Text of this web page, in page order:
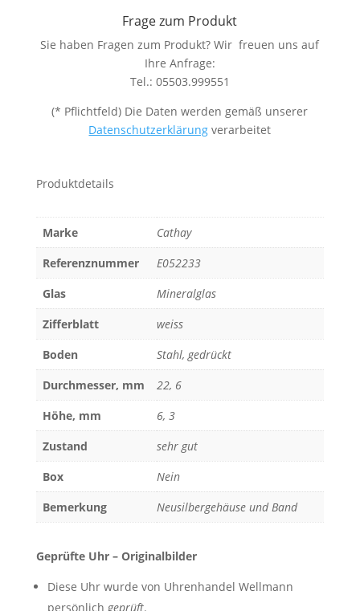
Frage zum Produkt
Sie haben Fragen zum Produkt? Wir freuen uns auf
Ihre Anfrage:
Tel.: 05503.999551
(* Pflichtfeld) Die Daten werden gemäß unserer
Datenschutzerklärung verarbeitet
Produktdetails
Marke
Cathay
Referenznummer
E052233
Glas
Mineralglas
Zifferblatt
weiss
Boden
Stahl, gedrückt
Durchmesser, mm
22, 6
Höhe, mm
6, 3
Zustand
sehr gut
Box
Nein
Bemerkung
Neusilbergehäuse und Band
Geprüfte Uhr – Originalbilder
Diese Uhr wurde von Uhrenhandel Wellmann
persönlich geprüft.